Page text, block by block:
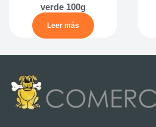
verde 100g
Leer más